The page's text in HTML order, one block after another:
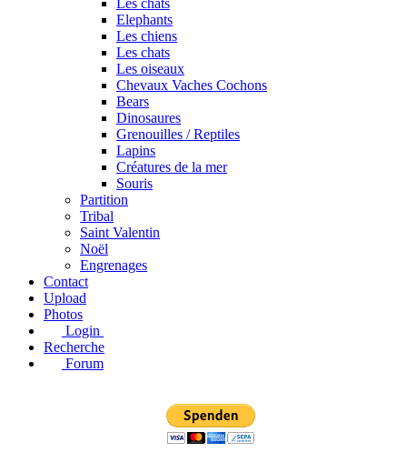
Les chats
Elephants
Les chiens
Les chats
Les oiseaux
Chevaux Vaches Cochons
Bears
Dinosaures
Grenouilles / Reptiles
Lapins
Créatures de la mer
Souris
Partition
Tribal
Saint Valentin
Noël
Engrenages
Contact
Upload
Photos
Login
Recherche
Forum